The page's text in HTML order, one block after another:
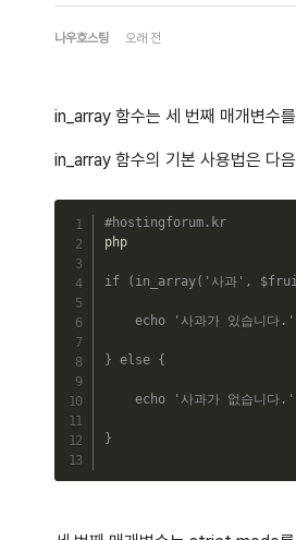
나우호스팅 오래 전
in_array 함수는 세 번째 매개변수
in_array 함수의 기본 사용법은 다
#hostingforum.kr
php
if ( in_array( '사과' ,
echo '사과가 있습니다.'
} else {
echo '사과가 없습니다.'
}